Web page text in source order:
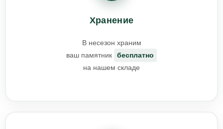
Хранение
В несезон храним
ваш памятник
бесплатно
на нашем складе